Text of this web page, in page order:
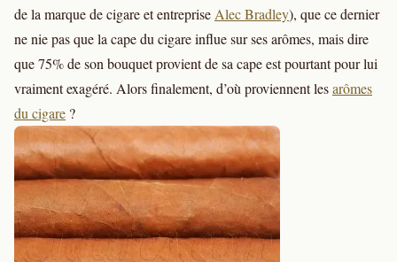
de la marque de cigare et entrepriseAlec Bradley), que ce dernier
ne nie pas que la cape du cigare influe sur ses arômes, mais dire
que 75% de son bouquet provient de sa cape est pourtant pour lui
vraiment exagéré. Alors finalement, d’où proviennent lesarômes
du cigare ?